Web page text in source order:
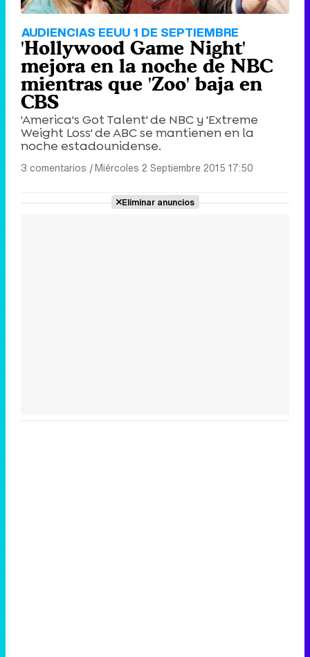
AUDIENCIAS EEUU 1 DE SEPTIEMBRE
'Hollywood Game Night'
mejora en la noche de NBC
mientras que 'Zoo' baja en
CBS
'America's Got Talent' de NBC y 'Extreme
Weight Loss' de ABC se mantienen en la
noche estadounidense.
3 comentarios |Miércoles 2 Septiembre 2015 17:50
Eliminar anuncios